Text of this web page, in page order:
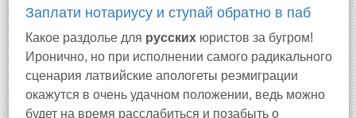
Заплати нотариусу и ступай обратно в паб
Какое раздолье для русских юристов за бугром!
Иронично, но при исполнении самого радикального
сценария латвийские апологеты реэмиграции
окажутся в очень удачном положении, ведь можно
будет на время расслабиться и позабыть о